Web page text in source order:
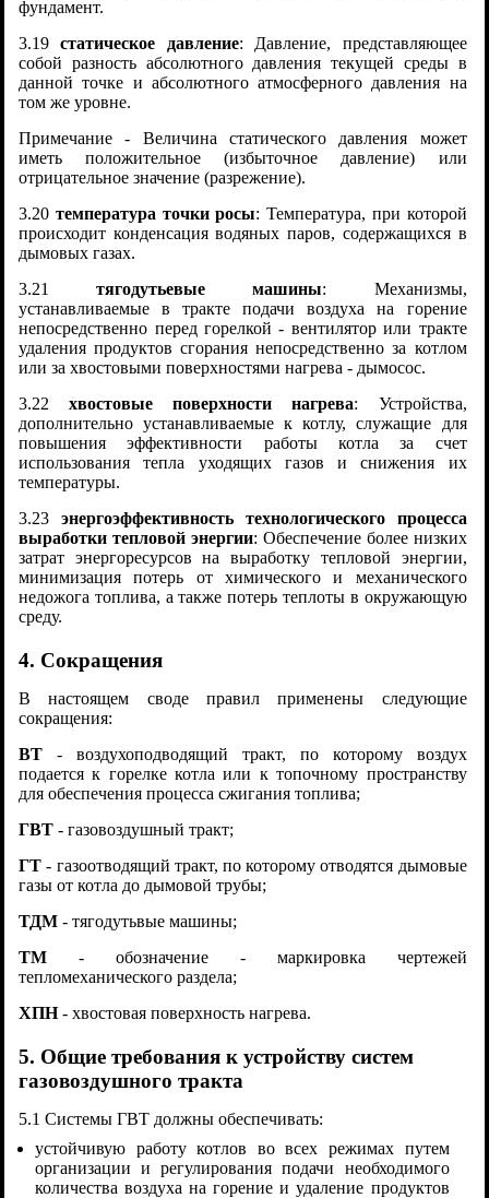
фундамент.
3.19статическое давление: Давление, представляющее
собой разность абсолютного давления текущей среды в
данной точке и абсолютного атмосферного давления на
том же уровне.
Примечание - Величина статического давления может
иметь положительное (избыточное давление) или
отрицательное значение (разрежение).
3.20 температура точки росы: Температура, при которой
происходит конденсация водяных паров, содержащихся в
дымовых газах.
3.21тягодутьевые машины: Механизмы,
устанавливаемые в тракте подачи воздуха на горение
непосредственно перед горелкой - вентилятор или тракте
удаления продуктов сгорания непосредственно за котлом
или за хвостовыми поверхностями нагрева - дымосос.
3.22хвостовые поверхности нагрева: Устройства,
дополнительно устанавливаемые к котлу, служащие для
повышения эффективности работы котла за счет
использования тепла уходящих газов и снижения их
температуры.
3.23 энергоэффективность технологического процесса
выработки тепловой энергии: Обеспечение более низких
затрат энергоресурсов на выработку тепловой энергии,
минимизация потерь от химического и механического
недожога топлива, а также потерь теплоты в окружающую
среду.
4. Сокращения
В настоящем своде правил применены следующие
сокращения:
ВТ - воздухоподводящий тракт, по которому воздух
подается к горелке котла или к топочному пространству
для обеспечения процесса сжигания топлива;
ГВТ - газовоздушный тракт;
ГТ - газоотводящий тракт, по которому отводятся дымовые
газы от котла до дымовой трубы;
ТДМ - тягодутьвые машины;
ТМ - обозначение - маркировка чертежей
тепломеханического раздела;
ХПН- хвостовая поверхность нагрева.
5. Общие требования к устройству систем
газовоздушного тракта
5.1 Системы ГВТ должны обеспечивать:
устойчивую работу котлов во всех режимах путем
организации и регулирования подачи необходимого
количества воздуха на горение и удаление продуктов